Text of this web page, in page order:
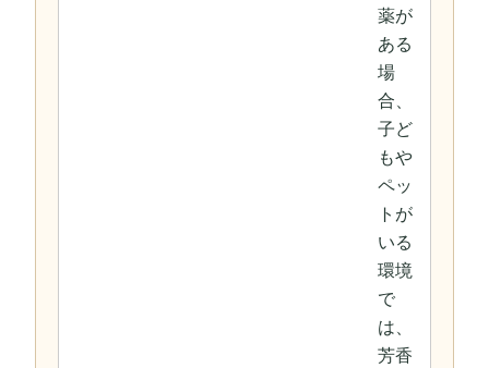
薬が
ある
場
合、
子ど
もや
ペッ
トが
いる
環境
で
は、
芳香